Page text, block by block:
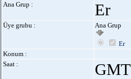
Ana Grup :
Er
Üye grubu : Ana Grup
Er
Konum :
Saat :
GMT